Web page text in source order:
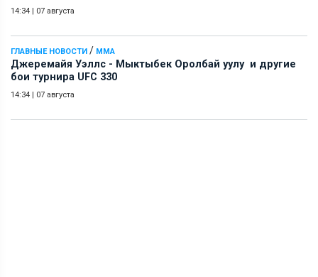
14:34 | 07 августа
ГЛАВНЫЕ НОВОСТИ / ММА
Джеремайя Уэллс - Мыктыбек Оролбай уулу и другие
бои турнира UFC 330
14:34 | 07 августа